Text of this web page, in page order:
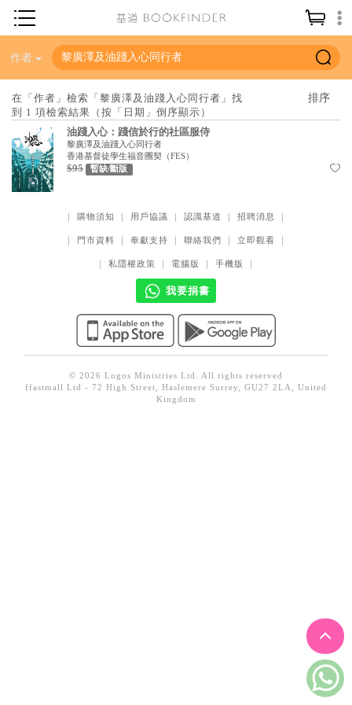
神學／教義
聖經
信仰入門
教會歷史
信徒生活
社會／倫理
哲學／宗教比較
見證／傳記
文藝／勵志
作者
在「作者」檢索「黎廣澤及油踐入心同行者」找
到 1 項檢索結果（按「日期」倒序顯示）
油踐入心：踐信於行的社區服侍
黎廣澤及油踐入心同行者
香港基督徒學生福音團契（FES）
$95 暫缺/斷版
｜ 購物須知 ｜ 用戶協議 ｜ 認識基道 ｜ 招聘消息 ｜
｜ 門市資料 ｜ 奉獻支持 ｜ 聯絡我們 ｜ 立即觀看 ｜
｜ 私隱權政策 ｜ 電腦版 ｜ 手機版 ｜
我要捐書
© 2026 Logos Ministries Ltd. All rights reserved
ffastmall Ltd - 72 High Street, Haslemere Surrey, GU27 2LA, United
Kingdom